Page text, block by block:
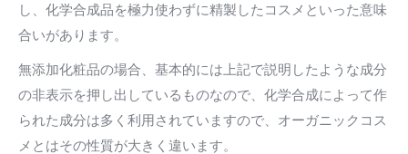
し、化学合成品を極力使わずに精製したコスメといった意味
合いがあります。
無添加化粧品の場合、基本的には上記で説明したような成分
の非表示を押し出しているものなので、化学合成によって作
られた成分は多く利用されていますので、オーガニックコス
メとはその性質が大きく違います。